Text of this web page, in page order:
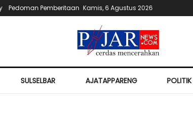
Pedoman Pemberitaan Kamis, 6 Agustus 2026
SULSELBAR AJATAPPARENG POLITIK